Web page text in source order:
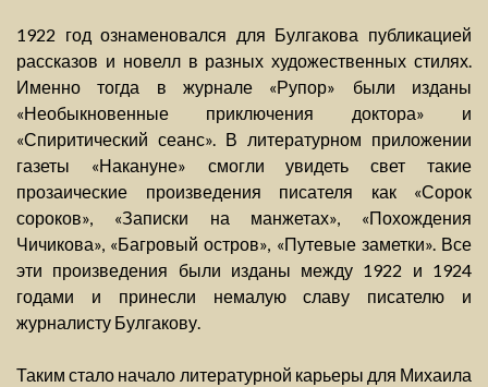
1922 год ознаменовался для Булгакова публикацией
рассказов и новелл в разных художественных стилях.
Именно тогда в журнале «Рупор» были изданы
«Необыкновенные приключения доктора» и
«Спиритический сеанс». В литературном приложении
газеты «Накануне» смогли увидеть свет такие
прозаические произведения писателя как «Сорок
сороков», «Записки на манжетах», «Похождения
Чичикова», «Багровый остров», «Путевые заметки». Все
эти произведения были изданы между 1922 и 1924
годами и принесли немалую славу писателю и
журналисту Булгакову.
Таким стало начало литературной карьеры для Михаила